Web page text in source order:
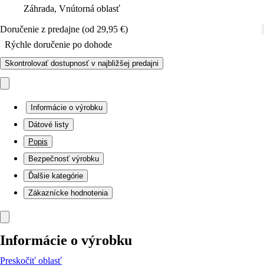
Záhrada, Vnútorná oblasť
Doručenie z predajne (od 29,95 €)
Rýchle doručenie po dohode
Skontrolovať dostupnosť v najbližšej predajni
Informácie o výrobku
Dátové listy
Popis
Bezpečnosť výrobku
Ďalšie kategórie
Zákaznícke hodnotenia
Informácie o výrobku
Preskočiť oblasť